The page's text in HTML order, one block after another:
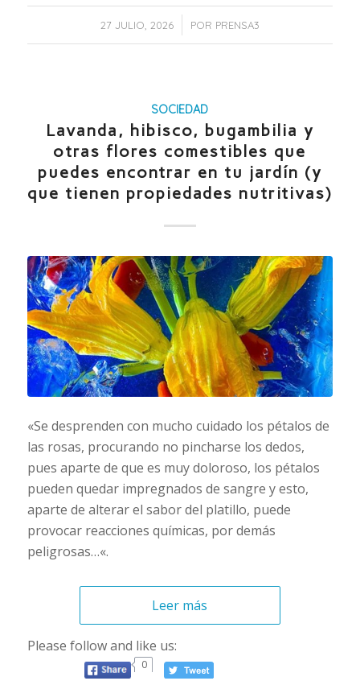
27 JULIO, 2026
/ POR PRENSA3
SOCIEDAD
Lavanda, hibisco, bugambilia y
otras flores comestibles que
puedes encontrar en tu jardín (y
que tienen propiedades nutritivas)
«Se desprenden con mucho cuidado los pétalos de
las rosas, procurando no pincharse los dedos,
pues aparte de que es muy doloroso, los pétalos
pueden quedar impregnados de sangre y esto,
aparte de alterar el sabor del platillo, puede
provocar reacciones químicas, por demás
peligrosas…«.
Leer más
Please follow and like us:
0